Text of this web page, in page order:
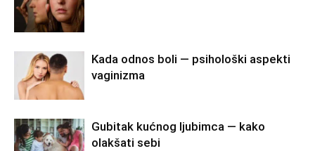
Kada odnos boli — psihološki aspekti
vaginizma
Gubitak kućnog ljubimca — kako
olakšati sebi